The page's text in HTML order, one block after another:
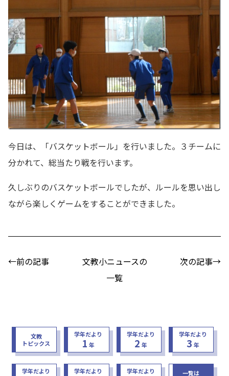
今日は、「バスケットボール」を行いました。３チームに
分かれて、総当たり戦を行います。
久しぶりのバスケットボールでしたが、ルールを思い出し
ながら楽しくゲームをすることができました。
←前の記事
文教小ニュースの
一覧
次の記事→
文教
トピックス
学年だより
1 年
学年だより
2 年
学年だより
3 年
学年だより 学年だより 学年だより 一覧は